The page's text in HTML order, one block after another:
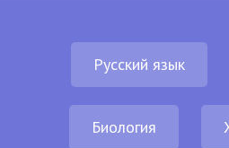
Русский язык
Биология